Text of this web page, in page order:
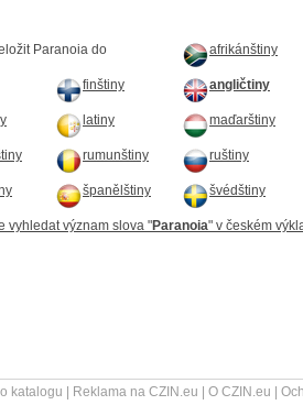
Paranoia do afrikánštiny
finštiny angličtiny
latiny maďarštiny
rumunštiny ruštiny
španělštiny švédštiny
vyhledat význam slova "Paranoia" v českém
katalogu Reklama na CZIN.eu O CZIN.eu